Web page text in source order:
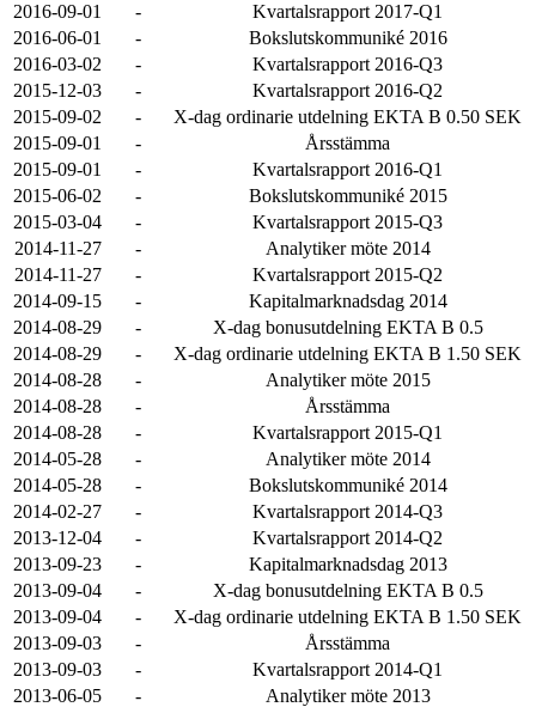
2016-09-01
-
Kvartalsrapport 2017-Q1
2016-06-01
-
Bokslutskommuniké 2016
2016-03-02
-
Kvartalsrapport 2016-Q3
2015-12-03
-
Kvartalsrapport 2016-Q2
2015-09-02
-
X-dag ordinarie utdelning EKTA B 0.50 SEK
2015-09-01
-
Årsstämma
2015-09-01
-
Kvartalsrapport 2016-Q1
2015-06-02
-
Bokslutskommuniké 2015
2015-03-04
-
Kvartalsrapport 2015-Q3
2014-11-27
-
Analytiker möte 2014
2014-11-27
-
Kvartalsrapport 2015-Q2
2014-09-15
-
Kapitalmarknadsdag 2014
2014-08-29
-
X-dag bonusutdelning EKTA B 0.5
2014-08-29
-
X-dag ordinarie utdelning EKTA B 1.50 SEK
2014-08-28
-
Analytiker möte 2015
2014-08-28
-
Årsstämma
2014-08-28
-
Kvartalsrapport 2015-Q1
2014-05-28
-
Analytiker möte 2014
2014-05-28
-
Bokslutskommuniké 2014
2014-02-27
-
Kvartalsrapport 2014-Q3
2013-12-04
-
Kvartalsrapport 2014-Q2
2013-09-23
-
Kapitalmarknadsdag 2013
2013-09-04
-
X-dag bonusutdelning EKTA B 0.5
2013-09-04
-
X-dag ordinarie utdelning EKTA B 1.50 SEK
2013-09-03
-
Årsstämma
2013-09-03
-
Kvartalsrapport 2014-Q1
2013-06-05
-
Analytiker möte 2013